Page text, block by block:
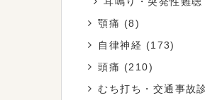
顎痛 (8)
自律神経 (173)
頭痛 (210)
むち打ち・交通事故